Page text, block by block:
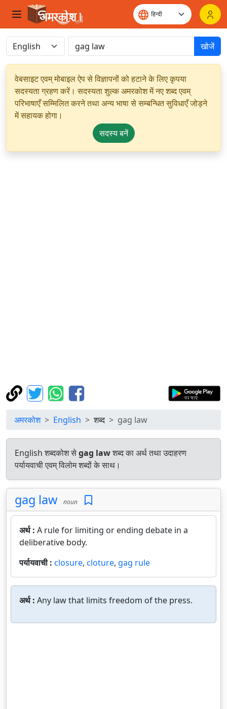
खोजें
वेबसाइट एवम् मोबाइल ऐप से विज्ञापनों को हटाने के लिए कृपया
सदस्यता ग्रहण करें। सदस्यता शुल्क अमरकोश में नए शब्द एवम्
परिभाषाएँ सम्मिलित करने तथा अन्य भाषा से सम्बन्धित सुविधाएँ जोड़ने
में सहायक होगा।
सदस्य बनें
अमरकोश English शब्द gag law
English शब्दकोश सेgag lawशब्द का अर्थ तथा उदाहरण
पर्यायवाची एवम् विलोम शब्दों के साथ।
gag law noun
अर्थ : A rule for limiting or ending debate in a
deliberative body.
पर्यायवाची : closure, cloture, gag rule
अर्थ : Any law that limits freedom of the press.